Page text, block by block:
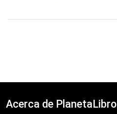
Acerca de PlanetaLibro